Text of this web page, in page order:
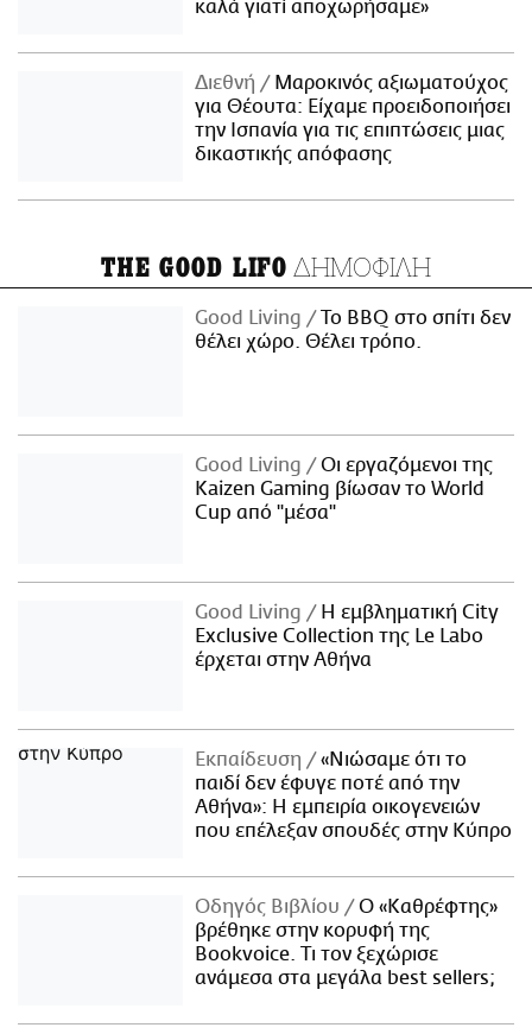
καλά γιατί αποχωρήσαμε»
Διεθνή
Μαροκινός αξιωματούχος
για Θέουτα: Είχαμε προειδοποιήσει
την Ισπανία για τις επιπτώσεις μιας
δικαστικής απόφασης
THE GOOD LIFO ΔΗΜΟΦΙΛΗ
Good Living
Το BBQ στο σπίτι δεν
θέλει χώρο. Θέλει τρόπο.
Good Living
Οι εργαζόμενοι της
Kaizen Gaming βίωσαν το World
Cup από "μέσα"
Good Living
Η εμβληματική City
Exclusive Collection της Le Labo
έρχεται στην Αθήνα
Εκπαίδευση
«Νιώσαμε ότι το
παιδί δεν έφυγε ποτέ από την
Αθήνα»: Η εμπειρία οικογενειών
που επέλεξαν σπουδές στην Κύπρο
Οδηγός Βιβλίου
Ο «Καθρέφτης»
βρέθηκε στην κορυφή της
Bookvoice. Τι τον ξεχώρισε
ανάμεσα στα μεγάλα best sellers;